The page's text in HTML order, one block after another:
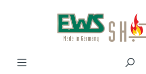
Zum Hauptinhalt springen